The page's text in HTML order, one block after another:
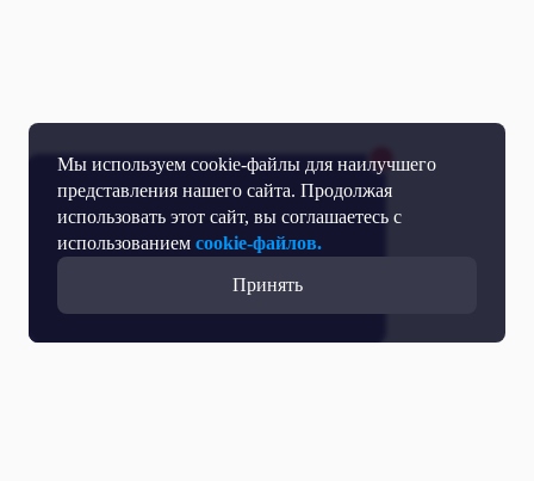
Мы используем cookie-файлы для наилучшего
представления нашего сайта. Продолжая
использовать этот сайт, вы соглашаетесь с
использованием cookie-файлов.
Принять